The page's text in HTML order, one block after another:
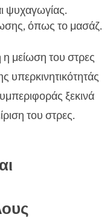
ψυχαγωγίας.
όπως το μασάζ.
η μείωση του στρες
υπερκινητικότητάς
ξεκινά
του στρες.